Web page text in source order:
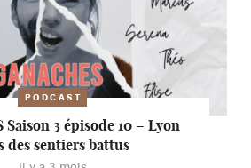
PODCAST
Saison 3 épisode 10 – Lyon
des sentiers battus